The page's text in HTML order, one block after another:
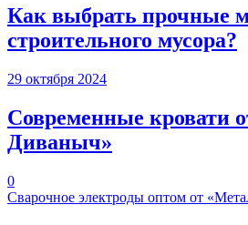
Как выбрать прочные
строительного мусора?
29 октября 2024
Современные кровати
Диваныч»
0
Сварочное электроды оптом от